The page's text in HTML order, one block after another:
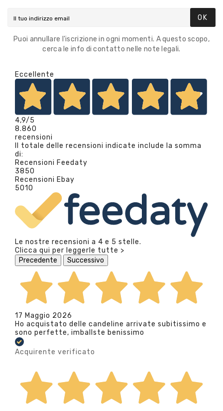
OK
Puoi annullare l'iscrizione in ogni momenti. A questo scopo,
cerca le info di contatto nelle note legali.
Eccellente
4,9/5
8.860
recensioni
Il totale delle recensioni indicate include la somma
di:
Recensioni Feedaty
3850
Recensioni Ebay
5010
Le nostre recensioni a 4 e 5 stelle.
Clicca qui per leggerle tutte >
Precedente
Successivo
17 Maggio 2026
Ho acquistato delle candeline arrivate subitissimo e
sono perfette, imballste benissimo
Acquirente verificato